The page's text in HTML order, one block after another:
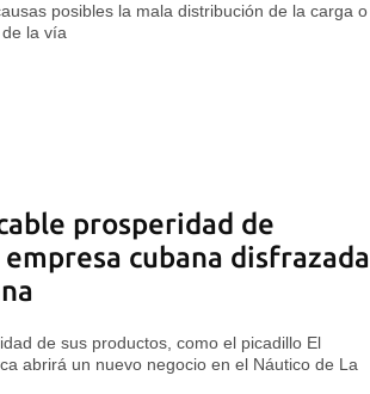
posibles la mala distribución de la carga o
la vía
prosperidad de
cubana disfrazada
de sus productos, como el picadillo El
abrirá un nuevo negocio en el Náutico de La